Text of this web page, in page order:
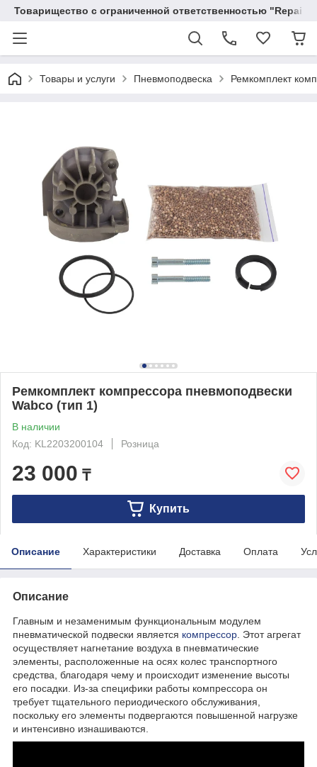
Товарищество с ограниченной ответственностью
Товары и услуги Пневмоподвеска Ремкомплект
Ремкомплект компрессора пневмоподвески
Wabco (тип 1)
В наличии
Код: KL2203200104
Розница
23 000 ₸
Купить
Описание Характеристики Доставка Оплата
Описание
Главным и незаменимым функциональным модулем
пневматической подвески является компрессор . Этот агрегат
осуществляет нагнетание воздуха в пневматические
элементы, расположенные на осях колес транспортного
средства, благодаря чему и происходит изменение высоты
его посадки. Из-за специфики работы компрессора он
требует тщательного периодического обслуживания,
поскольку его элементы подвергаются повышенной нагрузке
и интенсивно изнашиваются.